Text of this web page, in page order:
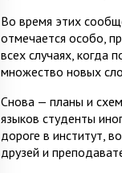
Во время этих
отмечается особо,
всех случаях, когда
множество новых
Снова — планы и
языков студенты
дороге в институт,
друзей и